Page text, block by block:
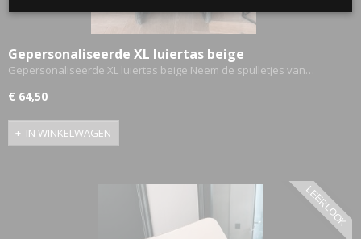
Gepersonaliseerde XL luiertas beige
Gepersonaliseerde XL luiertas beige Neem de spulletjes van…
€ 64,50
IN WINKELWAGEN
LEERLOOK